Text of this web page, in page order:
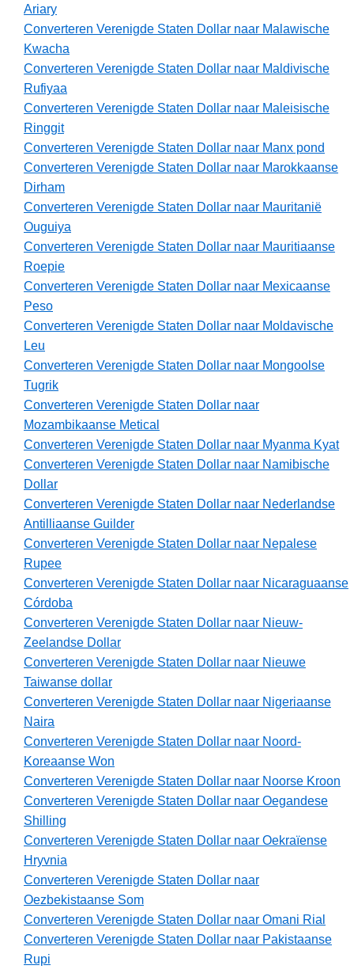
Ariary
Converteren Verenigde Staten Dollar naar Malawische
Kwacha
Converteren Verenigde Staten Dollar naar Maldivische
Rufiyaa
Converteren Verenigde Staten Dollar naar Maleisische
Ringgit
Converteren Verenigde Staten Dollar naar Manx pond
Converteren Verenigde Staten Dollar naar Marokkaanse
Dirham
Converteren Verenigde Staten Dollar naar Mauritanië
Ouguiya
Converteren Verenigde Staten Dollar naar Mauritiaanse
Roepie
Converteren Verenigde Staten Dollar naar Mexicaanse
Peso
Converteren Verenigde Staten Dollar naar Moldavische
Leu
Converteren Verenigde Staten Dollar naar Mongoolse
Tugrik
Converteren Verenigde Staten Dollar naar
Mozambikaanse Metical
Converteren Verenigde Staten Dollar naar Myanma Kyat
Converteren Verenigde Staten Dollar naar Namibische
Dollar
Converteren Verenigde Staten Dollar naar Nederlandse
Antilliaanse Guilder
Converteren Verenigde Staten Dollar naar Nepalese
Rupee
Converteren Verenigde Staten Dollar naar Nicaraguaanse
Córdoba
Converteren Verenigde Staten Dollar naar Nieuw-
Zeelandse Dollar
Converteren Verenigde Staten Dollar naar Nieuwe
Taiwanse dollar
Converteren Verenigde Staten Dollar naar Nigeriaanse
Naira
Converteren Verenigde Staten Dollar naar Noord-
Koreaanse Won
Converteren Verenigde Staten Dollar naar Noorse Kroon
Converteren Verenigde Staten Dollar naar Oegandese
Shilling
Converteren Verenigde Staten Dollar naar Oekraïense
Hryvnia
Converteren Verenigde Staten Dollar naar
Oezbekistaanse Som
Converteren Verenigde Staten Dollar naar Omani Rial
Converteren Verenigde Staten Dollar naar Pakistaanse
Rupi